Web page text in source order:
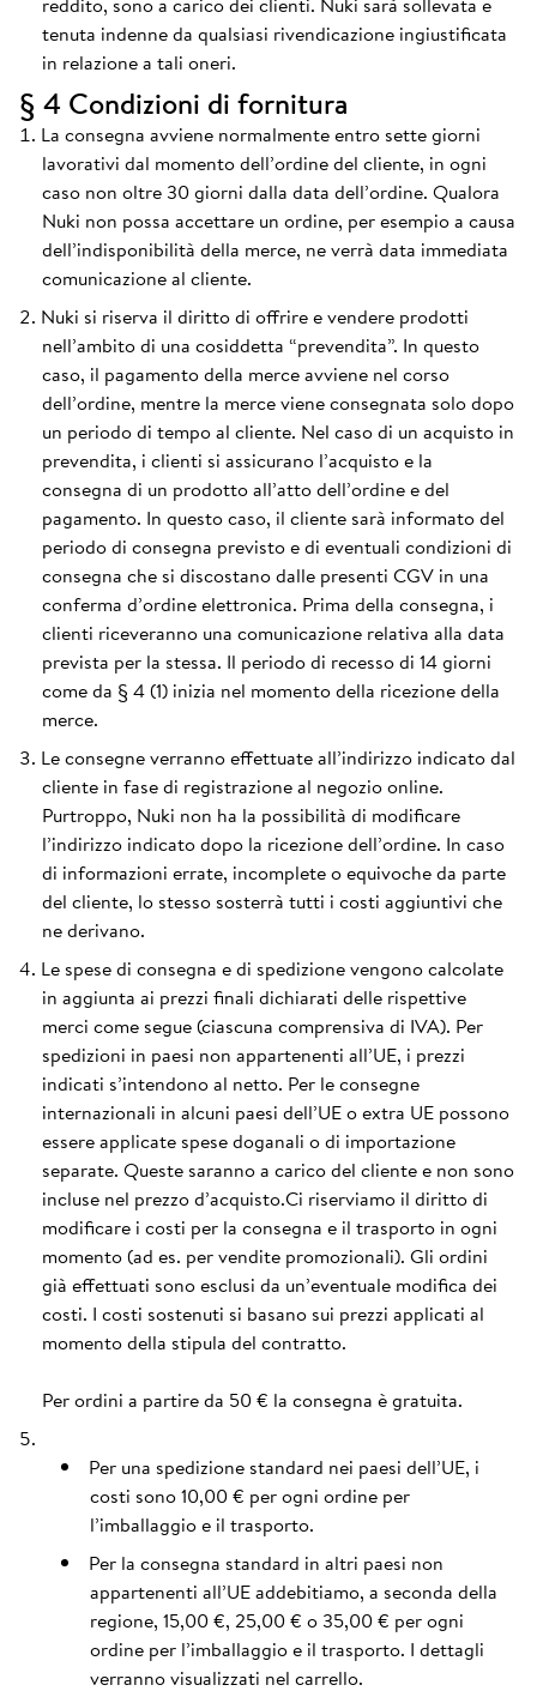
tenuta indenne da qualsiasi rivendicazione ingiustificata
in relazione a tali oneri.
§ 4 Condizioni di fornitura
La consegna avviene normalmente entro sette giorni
lavorativi dal momento dell’ordine del cliente, in ogni
caso non oltre 30 giorni dalla data dell’ordine. Qualora
Nuki non possa accettare un ordine, per esempio a causa
dell’indisponibilità della merce, ne verrà data immediata
comunicazione al cliente.
Nuki si riserva il diritto di offrire e vendere prodotti
nell’ambito di una cosiddetta “prevendita”. In questo
caso, il pagamento della merce avviene nel corso
dell’ordine, mentre la merce viene consegnata solo dopo
un periodo di tempo al cliente. Nel caso di un acquisto in
prevendita, i clienti si assicurano l’acquisto e la
consegna di un prodotto all’atto dell’ordine e del
pagamento. In questo caso, il cliente sarà informato del
periodo di consegna previsto e di eventuali condizioni di
consegna che si discostano dalle presenti CGV in una
conferma d’ordine elettronica. Prima della consegna, i
clienti riceveranno una comunicazione relativa alla data
prevista per la stessa. Il periodo di recesso di 14 giorni
come da § 4 (1) inizia nel momento della ricezione della
merce.
Le consegne verranno effettuate all’indirizzo indicato dal
cliente in fase di registrazione al negozio online.
Purtroppo, Nuki non ha la possibilità di modificare
l’indirizzo indicato dopo la ricezione dell’ordine. In caso
di informazioni errate, incomplete o equivoche da parte
del cliente, lo stesso sosterrà tutti i costi aggiuntivi che
ne derivano.
Le spese di consegna e di spedizione vengono calcolate
in aggiunta ai prezzi finali dichiarati delle rispettive
merci come segue (ciascuna comprensiva di IVA). Per
spedizioni in paesi non appartenenti all’UE, i prezzi
indicati s’intendono al netto. Per le consegne
internazionali in alcuni paesi dell’UE o extra UE possono
essere applicate spese doganali o di importazione
separate. Queste saranno a carico del cliente e non sono
incluse nel prezzo d’acquisto.Ci riserviamo il diritto di
modificare i costi per la consegna e il trasporto in ogni
momento (ad es. per vendite promozionali). Gli ordini
già effettuati sono esclusi da un’eventuale modifica dei
costi. I costi sostenuti si basano sui prezzi applicati al
momento della stipula del contratto.
Per ordini a partire da 50 € la consegna è gratuita.
Per una spedizione standard nei paesi dell’UE, i
costi sono 10,00 € per ogni ordine per
l’imballaggio e il trasporto.
Per la consegna standard in altri paesi non
appartenenti all’UE addebitiamo, a seconda della
regione, 15,00 €, 25,00 € o 35,00 € per ogni
ordine per l’imballaggio e il trasporto. I dettagli
verranno visualizzati nel carrello.